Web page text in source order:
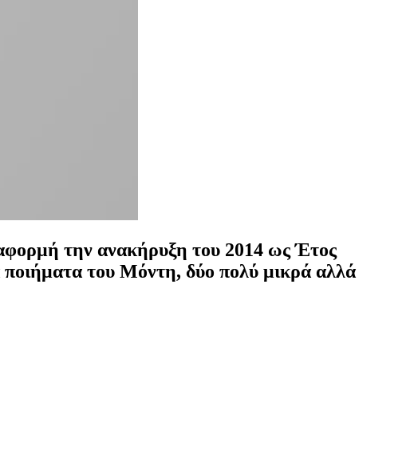
την ανακήρυξη του 2014 ως Έτος
ποιήματα του Μόντη, δύο πολύ μικρά αλλά